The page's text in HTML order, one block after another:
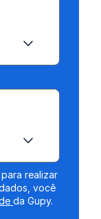
realizar
você
da Gupy.